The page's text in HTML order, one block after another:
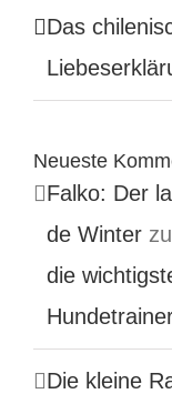
Das
Neueste
Falko: Der
de Winter zu
die
Die kleine